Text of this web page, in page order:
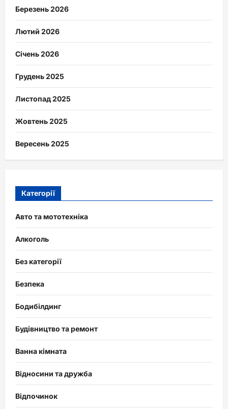
Березень 2026
Лютий 2026
Січень 2026
Грудень 2025
Листопад 2025
Жовтень 2025
Вересень 2025
Категорії
Авто та мототехніка
Алкоголь
Без категорії
Безпека
Бодибілдинг
Будівництво та ремонт
Ванна кімната
Відносини та дружба
Відпочинок